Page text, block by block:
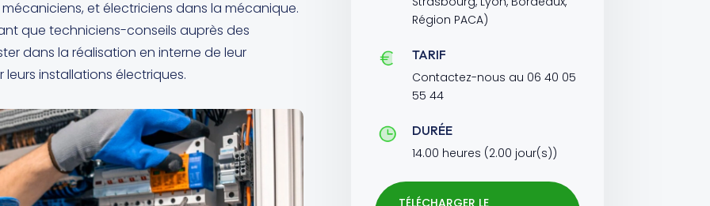
et électriciens dans la mécanique.
que techniciens-conseils auprès des
dans la réalisation en interne de leur
installations électriques.
Région PACA)
TARIF
Contactez-nous au 06 40 05
55 44
DURÉE
14.00 heures (2.00 jour(s))
TÉLÉCHARGER LE